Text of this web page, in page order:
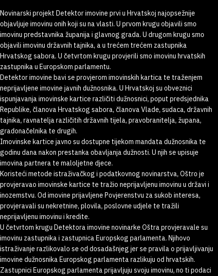
Novinarski projekt Detektor imovine prvi u Hrvatskoj najopsežnije
objavljuje imovinu onih koji su na vlasti. U prvom krugu objavili smo
imovinu predstavnika županija i glavnog grada. U drugom krugu smo
objavili imovinu državnih tajnika, a u trećem trećem zastupnika
Hrvatskog sabora. U četvrtom krugu provjerili smo imovinu hrvatskih
zastupnika u Europskom parlamentu.
Detektor imovine bavi se provjerom imovinskih kartica te traženjem
neprijavljene imovine javnih dužnosnika. U Hrvatskoj su obveznici
ispunjavanja imovinske kartice različiti dužnosnici, poput predsjednika
Republike, članova Hrvatskog sabora, članova Vlade, sudaca, državnih
tajnika, ravnatelja različitih državnih tijela, pravobranitelja, župana,
gradonačelnika te drugih.
Imovinske kartice javno su dostupne tijekom mandata dužnosnika te
godinu dana nakon prestanka obavljanja dužnosti. U njih se upisuje
imovina partnera te maloljetne djece.
Koristeći metode istraživačkog i podatkovnog novinarstva, Oštro je
provjeravao imovinske kartice te tražio neprijavljenu imovinu u državi i
inozemstvu. Od imovine prijavljene Povjerenstvu za sukob interesa,
provjeravali su nekretnine, plovila, poslovne udjele te tražili
neprijavljenu imovinu i kredite.
U četvrtom krugu Detektora imovine novinarke Oštra provjeravale su
imovinu zastupnika i zastupnica Europskog parlamenta. Njihovo
istraživanje razlikovalo se od dosadašnjeg jer se pravila o prijavljivanju
imovine dužnosnika Europskog parlamenta razlikuju od hrvatskih.
Zastupnici Europskog parlamenta prijavljuju svoju imovinu, no ti podaci